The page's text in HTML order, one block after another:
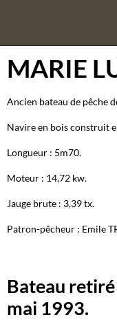
MARIE
Ancien bateau de pêche
Navire en bois construit
Longueur : 5m70.
Moteur : 14,72 kw.
Jauge brute : 3,39 tx.
Patron-pêcheur : Emile
Bateau
mai 1993.